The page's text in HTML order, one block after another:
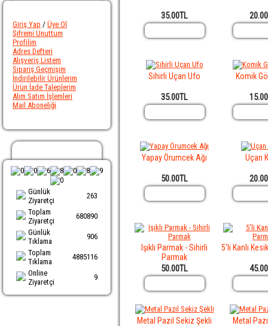
Giriş Yap / Üye Ol
Şifremi Unuttum
Profilim
Adres Defteri
Alışveriş Listem
Sipariş Geçmişim
İndirilebilir Ürünlerim
Ürün İade Taleplerim
Alım Satım İşlemleri
Mail Aboneliği
Günlük
Ziyaretçi
263
Toplam
Ziyaretçi
680890
Günlük
Tıklama
906
Toplam
Tıklama
4885116
Online
Ziyaretçi
9
35.00TL
Sihirli Uçan Ufo
35.00TL
Komik
Yapay Örumcek Ağı
50.00TL
Uçan
Işıklı Parmak - Sihirli
Parmak
50.00TL
5'li Kanlı
Metal Pazıl Sekiz Şekli Metal